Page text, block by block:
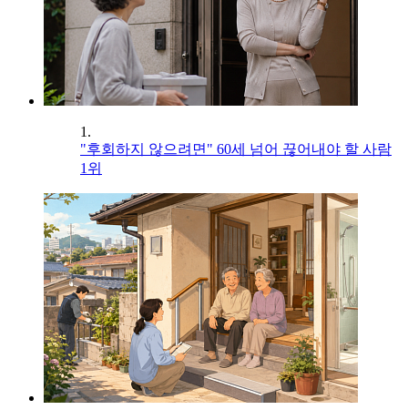
1.
"후회하지 않으려면" 60세 넘어 끊어내야 할 사람
1위